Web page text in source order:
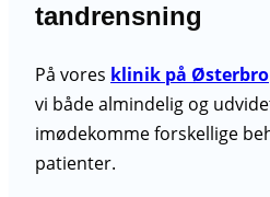
tandrensning
På vores klinik på Østerbro
vi både almindelig og
imødekomme forskellige
patienter.